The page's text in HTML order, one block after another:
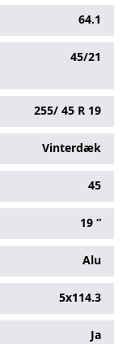
64.1
45/21
255/ 45 R 19
Vinterdæk
45
19 “
Alu
5x114.3
Ja